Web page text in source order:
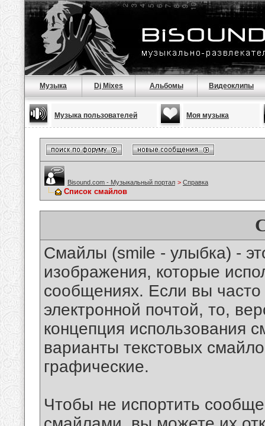
Музыка Dj Mixes Альбомы Видеоклипы
Музыка пользователей Моя музыка
Bisound.com - Музыкальный портал > Справка
Список смайлов
Смайлы (smile - улыбка) -
изображения, которые
сообщениях. Если вы часто
электронной почтой, то,
концепция использования
варианты текстовых
графические.
Чтобы не испортить